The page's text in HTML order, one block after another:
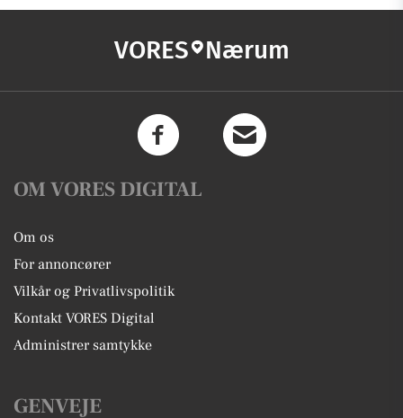
VORES Nærum
OM VORES DIGITAL
Om os
For annoncører
Vilkår og Privatlivspolitik
Kontakt VORES Digital
Administrer samtykke
GENVEJE